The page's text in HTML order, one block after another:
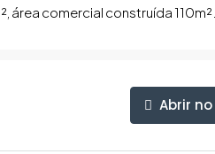
área comercial construída 110m².
Abrir